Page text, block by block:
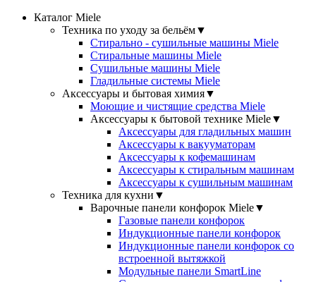
Каталог Miele
Техника по уходу за бельём▼
Стирально - сушильные машины Miele
Стиральные машины Miele
Сушильные машины Miele
Гладильные системы Miele
Аксессуары и бытовая химия▼
Моющие и чистящие средства Miele
Аксессуары к бытовой технике Miele▼
Аксессуары для гладильных машин
Аксессуары к вакууматорам
Аксессуары к кофемашинам
Аксессуары к стиральным машинам
Аксессуары к сушильным машинам
Техника для кухни ▼
Варочные панели конфорок Miele▼
Газовые панели конфорок
Индукционные панели конфорок
Индукционные панели конфорок со
встроенной вытяжкой
Модульные панели SmartLine